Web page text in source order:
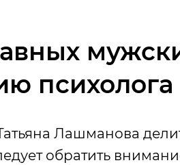
психолога
Лашманова
обратить